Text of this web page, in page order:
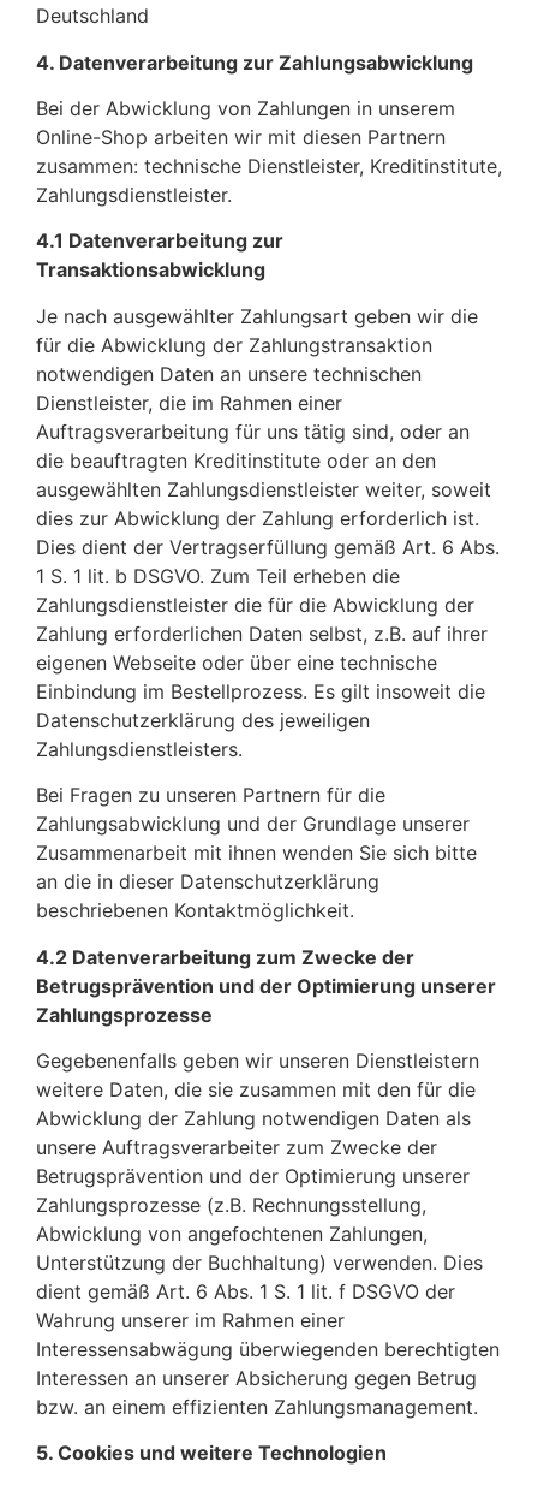
Deutschland
4. Datenverarbeitung zur Zahlungsabwicklung
Bei der Abwicklung von Zahlungen in unserem
Online-Shop arbeiten wir mit diesen Partnern
zusammen: technische Dienstleister, Kreditinstitute,
Zahlungsdienstleister.
4.1 Datenverarbeitung zur
Transaktionsabwicklung
Je nach ausgewählter Zahlungsart geben wir die
für die Abwicklung der Zahlungstransaktion
notwendigen Daten an unsere technischen
Dienstleister, die im Rahmen einer
Auftragsverarbeitung für uns tätig sind, oder an
die beauftragten Kreditinstitute oder an den
ausgewählten Zahlungsdienstleister weiter, soweit
dies zur Abwicklung der Zahlung erforderlich ist.
Dies dient der Vertragserfüllung gemäß Art. 6 Abs.
1 S. 1 lit. b DSGVO. Zum Teil erheben die
Zahlungsdienstleister die für die Abwicklung der
Zahlung erforderlichen Daten selbst, z.B. auf ihrer
eigenen Webseite oder über eine technische
Einbindung im Bestellprozess. Es gilt insoweit die
Datenschutzerklärung des jeweiligen
Zahlungsdienstleisters.
Bei Fragen zu unseren Partnern für die
Zahlungsabwicklung und der Grundlage unserer
Zusammenarbeit mit ihnen wenden Sie sich bitte
an die in dieser Datenschutzerklärung
beschriebenen Kontaktmöglichkeit.
4.2 Datenverarbeitung zum Zwecke der
Betrugsprävention und der Optimierung unserer
Zahlungsprozesse
Gegebenenfalls geben wir unseren Dienstleistern
weitere Daten, die sie zusammen mit den für die
Abwicklung der Zahlung notwendigen Daten als
unsere Auftragsverarbeiter zum Zwecke der
Betrugsprävention und der Optimierung unserer
Zahlungsprozesse (z.B. Rechnungsstellung,
Abwicklung von angefochtenen Zahlungen,
Unterstützung der Buchhaltung) verwenden. Dies
dient gemäß Art. 6 Abs. 1 S. 1 lit. f DSGVO der
Wahrung unserer im Rahmen einer
Interessensabwägung überwiegenden berechtigten
Interessen an unserer Absicherung gegen Betrug
bzw. an einem effizienten Zahlungsmanagement.
5. Cookies und weitere Technologien